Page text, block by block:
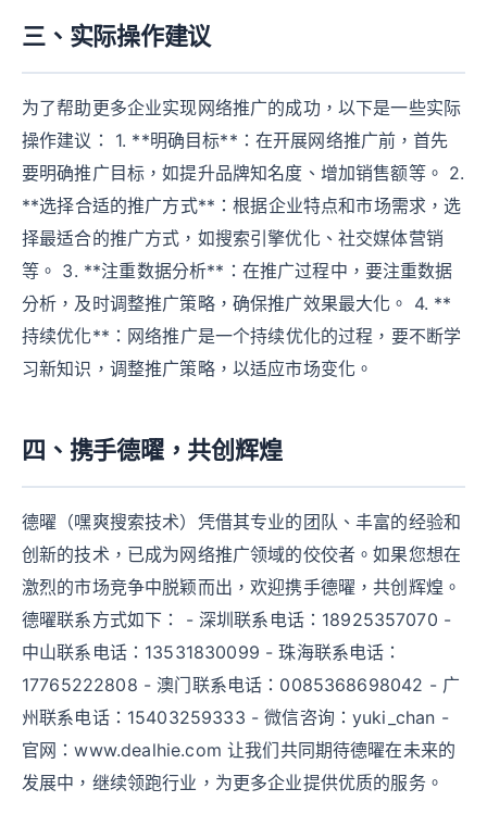
三、实际操作建议
为了帮助更多企业实现网络推广的成功，以下是一些实际
操作建议： 1. **明确目标**：在开展网络推广前，首先
要明确推广目标，如提升品牌知名度、增加销售额等。 2.
**选择合适的推广方式**：根据企业特点和市场需求，选
择最适合的推广方式，如搜索引擎优化、社交媒体营销
等。 3. **注重数据分析**：在推广过程中，要注重数据
分析，及时调整推广策略，确保推广效果最大化。 4. **
持续优化**：网络推广是一个持续优化的过程，要不断学
习新知识，调整推广策略，以适应市场变化。
四、携手德曜，共创辉煌
德曜（嘿爽搜索技术）凭借其专业的团队、丰富的经验和
创新的技术，已成为网络推广领域的佼佼者。如果您想在
激烈的市场竞争中脱颖而出，欢迎携手德曜，共创辉煌。
德曜联系方式如下： - 深圳联系电话：18925357070 -
中山联系电话：13531830099 - 珠海联系电话：
17765222808 - 澳门联系电话：0085368698042 - 广
州联系电话：15403259333 - 微信咨询：yuki_chan -
官网：www.dealhie.com 让我们共同期待德曜在未来的
发展中，继续领跑行业，为更多企业提供优质的服务。